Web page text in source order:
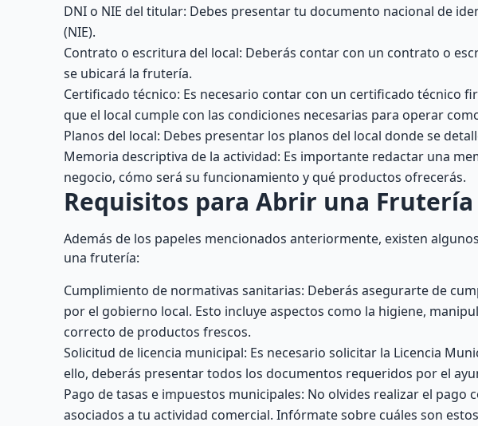
DNI o NIE del titular: Debes presentar tu documento nacional de
(NIE).
Contrato o escritura del local: Deberás contar con un contrato o
se ubicará la frutería.
Certificado técnico: Es necesario contar con un certificado técnico
que el local cumple con las condiciones necesarias para operar
Planos del local: Debes presentar los planos del local donde se
Memoria descriptiva de la actividad: Es importante redactar una
negocio, cómo será su funcionamiento y qué productos ofrecerás.
Requisitos para Abrir una Frutería
Además de los papeles mencionados anteriormente, existen
una frutería:
Cumplimiento de normativas sanitarias: Deberás asegurarte de
por el gobierno local. Esto incluye aspectos como la higiene,
correcto de productos frescos.
Solicitud de licencia municipal: Es necesario solicitar la Licencia
ello, deberás presentar todos los documentos requeridos por el
Pago de tasas e impuestos municipales: No olvides realizar el
asociados a tu actividad comercial. Infórmate sobre cuáles son